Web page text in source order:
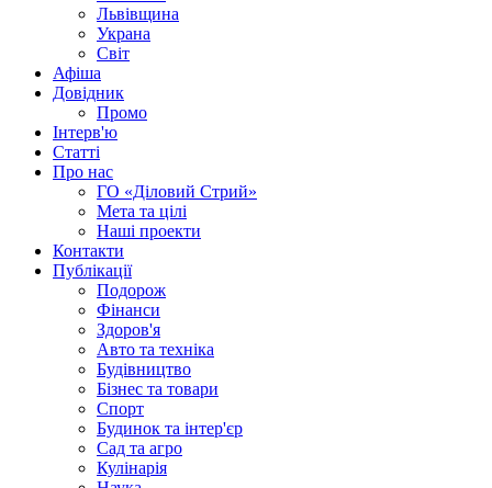
Львівщина
Украна
Світ
Афіша
Довідник
Промо
Інтерв'ю
Статті
Про нас
ГО «Діловий Стрий»
Мета та цілі
Наші проекти
Контакти
Публікації
Подорож
Фінанси
Здоров'я
Авто та техніка
Будівництво
Бізнес та товари
Спорт
Будинок та інтер'єр
Сад та агро
Кулінарія